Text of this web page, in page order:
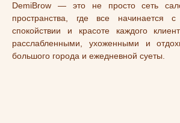
DemiBrow — это не просто сеть
пространства, где все начинается
спокойствии и красоте каждого
расслабленными, ухоженными и
большого города и ежедневной суеты.